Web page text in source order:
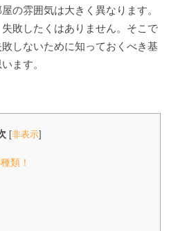
の雰囲気は大きく異なります。
敗したくはありません。そこで
しないために知っておくべき基
ます。
[非表示]
類！